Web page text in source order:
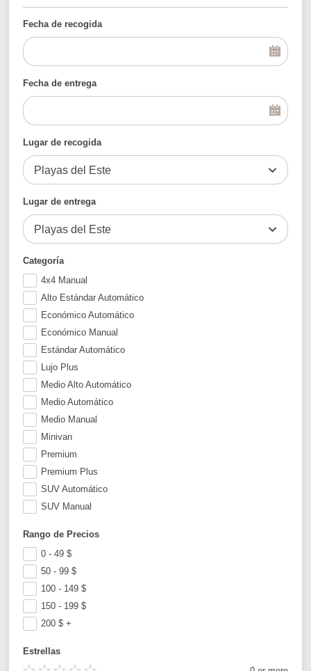
Categoría
4x4 Manual
Alto Estándar Automático
Económico Automático
Económico Manual
Estándar Automático
Lujo Plus
Medio Alto Automático
Medio Automático
Medio Manual
Minivan
Premium
Premium Plus
SUV Automático
SUV Manual
Lugar de recogida
Playas del Este
Lugar de entrega
Playas del Este
Fecha de recogida
Fecha de entrega
Estrellas
Rango de Precios
0 - 49$
50 - 99$
100 - 149$
150 - 199$
200$ +